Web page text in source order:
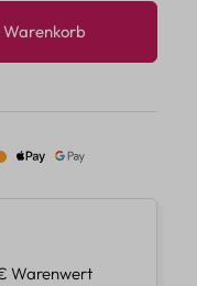
gewünschten
Warenkorb
Warenwert